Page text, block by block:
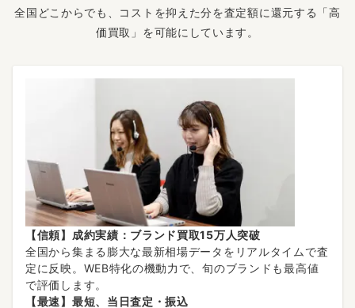
全国どこからでも、コストを抑えた分を査定額に還元する「高
価買取」を可能にしています。
【信頼】成約実績：ブランド買取15万人突破
全国から集まる膨大な最新相場データをリアルタイムで査
定に反映。WEB特化の機動力で、旬のブランドも最高値
で評価します。
【最速】最短、当日査定・振込